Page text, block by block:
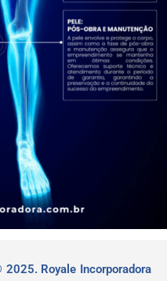
Royale Incorporadora